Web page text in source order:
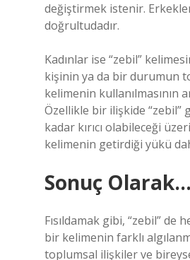
değiştirmek istenir.
doğrultudadır.
Kadınlar ise “zebil”
kişinin ya da bir durumun
kelimenin
Özellikle bir ilişkide “zebil”
kadar kırıcı olabileceği
kelimenin getirdiği yükü
Sonuç Olarak…
Fısıldamak gibi, “zebil”
bir kelimenin farklı
toplumsal ilişkiler ve